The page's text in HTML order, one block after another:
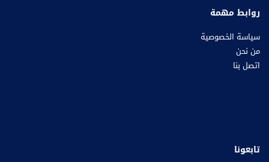
روابط مهمة
سياسة الخصوصية
من نحن
اتصل بنا
تابعونا